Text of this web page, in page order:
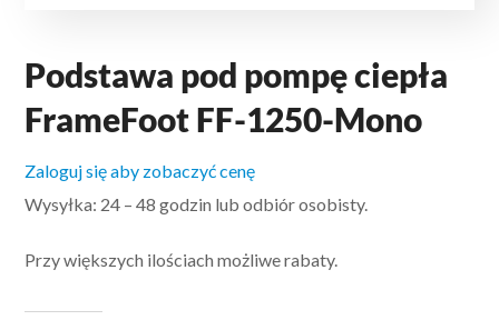
Podstawa pod pompę ciepła
FrameFoot FF-1250-Mono
Zaloguj się aby zobaczyć cenę
Wysyłka: 24 – 48 godzin lub odbiór osobisty.
Przy większych ilościach możliwe rabaty.